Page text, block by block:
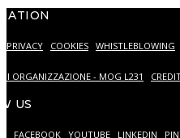
PRIVACY COOKIES WHISTLEBLOWING
ORGANIZZAZIONE - MOG L231
US
FACEBOOK YOUTUBE LINKEDIN